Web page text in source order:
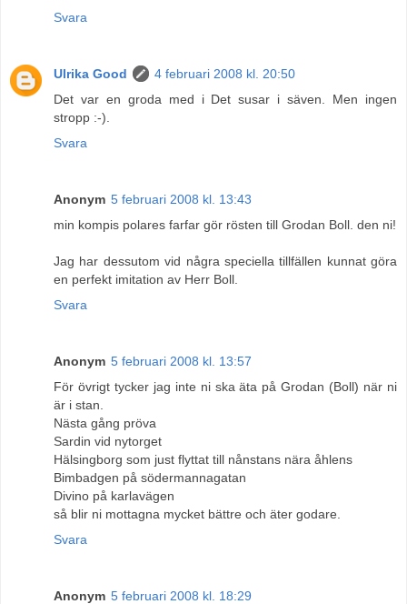
Svara
Ulrika Good
4 februari 2008 kl. 20:50
Det var en groda med i Det susar i säven. Men ingen
stropp :-).
Svara
Anonym 5 februari 2008 kl. 13:43
min kompis polares farfar gör rösten till Grodan Boll. den ni!
Jag har dessutom vid några speciella tillfällen kunnat göra
en perfekt imitation av Herr Boll.
Svara
Anonym 5 februari 2008 kl. 13:57
För övrigt tycker jag inte ni ska äta på Grodan (Boll) när ni
är i stan.
Nästa gång pröva
Sardin vid nytorget
Hälsingborg som just flyttat till nånstans nära åhlens
Bimbadgen på södermannagatan
Divino på karlavägen
så blir ni mottagna mycket bättre och äter godare.
Svara
Anonym 5 februari 2008 kl. 18:29